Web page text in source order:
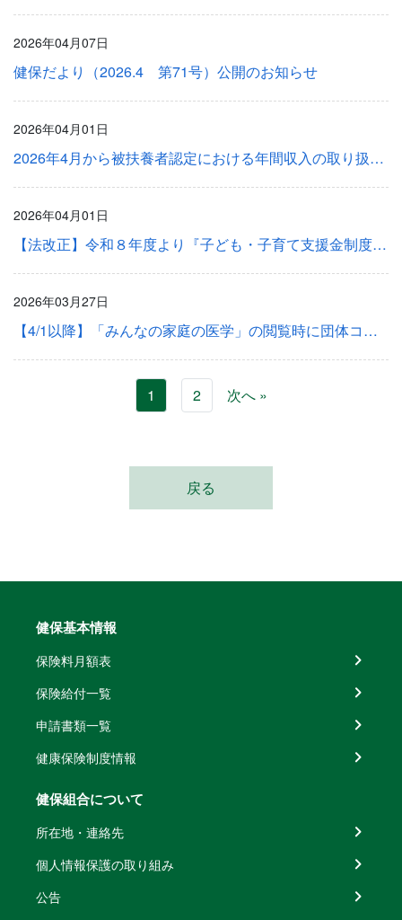
2026年04月07日
健保だより（2026.4 第71号）公開のお知らせ
2026年04月01日
2026年4月から被扶養者認定における年間収入の取り扱いが変わります
2026年04月01日
【法改正】令和８年度より『子ども・子育て支援金制度』が始まります。
2026年03月27日
【4/1以降】「みんなの家庭の医学」の閲覧時に団体コードの入力が必要となります。
1 2 次へ »
戻る
健保基本情報
保険料月額表
保険給付一覧
申請書類一覧
健康保険制度情報
健保組合について
所在地・連絡先
個人情報保護の取り組み
公告